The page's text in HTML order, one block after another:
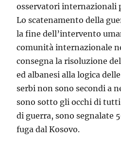
osservatori internazionali
Lo scatenamento della
la fine dell’intervento
comunità internazionale
consegna la risoluzione
ed albanesi alla logica
serbi non sono secondi a
sono sotto gli occhi di
di guerra, sono segnalate
fuga dal Kosovo.